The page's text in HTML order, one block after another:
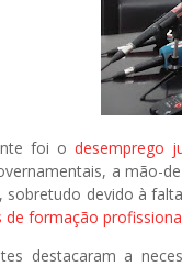
foi o desemprego
a mão-
sobretudo devido à
de formação
destacaram a